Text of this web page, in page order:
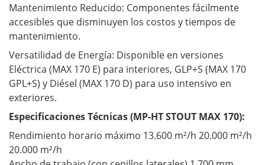
Mantenimiento Reducido: Componentes fácilmente
accesibles que disminuyen los costos y tiempos de
mantenimiento.
Versatilidad de Energía: Disponible en versiones
Eléctrica (MAX 170 E) para interiores, GLP+S (MAX 170
GPL+S) y Diésel (MAX 170 D) para uso intensivo en
exteriores.
Especificaciones Técnicas (MP-HT STOUT MAX 170):
Rendimiento horario máximo 13.600 m²/h 20.000 m²/h
20.000 m²/h